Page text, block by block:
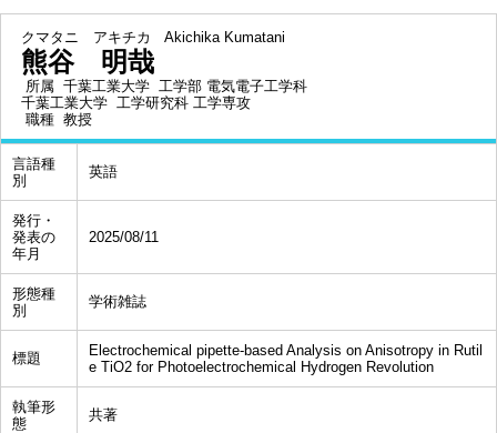
クマタニ アキチカ Akichika Kumatani
熊谷 明哉
所属 千葉工業大学 工学部 電気電子工学科
千葉工業大学 工学研究科 工学専攻
職種 教授
言語種
別
英語
発行・
発表の
年月
2025/08/11
形態種
別
学術雑誌
標題
Electrochemical pipette-based Analysis on Anisotropy in Rutil
e TiO2 for Photoelectrochemical Hydrogen Revolution
執筆形
態
共著